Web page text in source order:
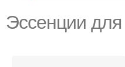
Эссенции